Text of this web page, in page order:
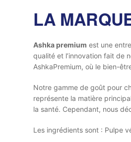
LA
Ashka premium est une
qualité et l’innovation fait de
AshkaPremium, où le bien-
Notre gamme de goût pour
représente la matière
la santé. Cependant, nous
Les ingrédients sont : Pulpe